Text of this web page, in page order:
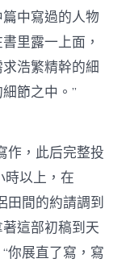
中寫過的人物
里露一上面，
浩繁精幹的細
節之中。”
作，此后完整投
時以上，在
田間的約請調到
這部初稿到天
你展直了寫，寫